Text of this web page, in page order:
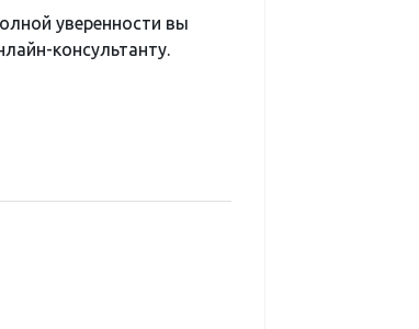
уверенности вы
консультанту.